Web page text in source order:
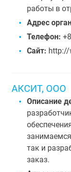
работы в
Адрес
Телефон:
Сайт: http://
АКСИТ, ООО
Описание
так и
заказ.